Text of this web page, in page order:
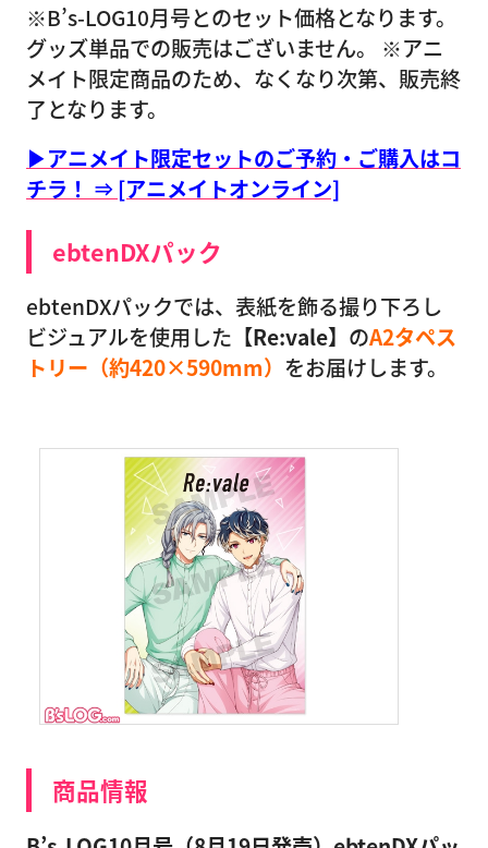
※B’s-LOG10月号とのセット価格となります。
グッズ単品での販売はございません。 ※アニ
メイト限定商品のため、なくなり次第、販売終
了となります。
▶アニメイト限定セットのご予約・ご購入はコ
チラ！ ⇒ [アニメイトオンライン]
ebtenDXパック
ebtenDXパックでは、表紙を飾る撮り下ろし
ビジュアルを使用した 【Re:vale】 のA2タペス
トリー（約420×590mm） をお届けします。
商品情報